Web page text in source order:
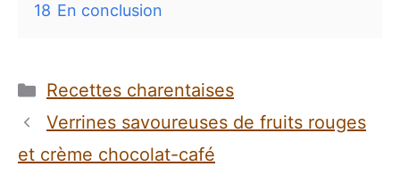
18 En conclusion
Catégories
Recettes charentaises
Verrines savoureuses de fruits rouges
et crème chocolat-café